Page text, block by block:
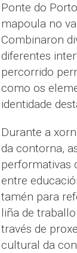
Ponte do
mapoula no
Combinaron
diferentes
percorrido
como os
identidade
Durante a
da contorna,
performativas
entre
tamén para
liña de
través de
cultural da